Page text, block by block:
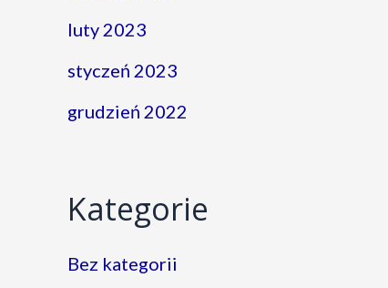
luty 2023
styczeń 2023
grudzień 2022
Kategorie
Bez kategorii